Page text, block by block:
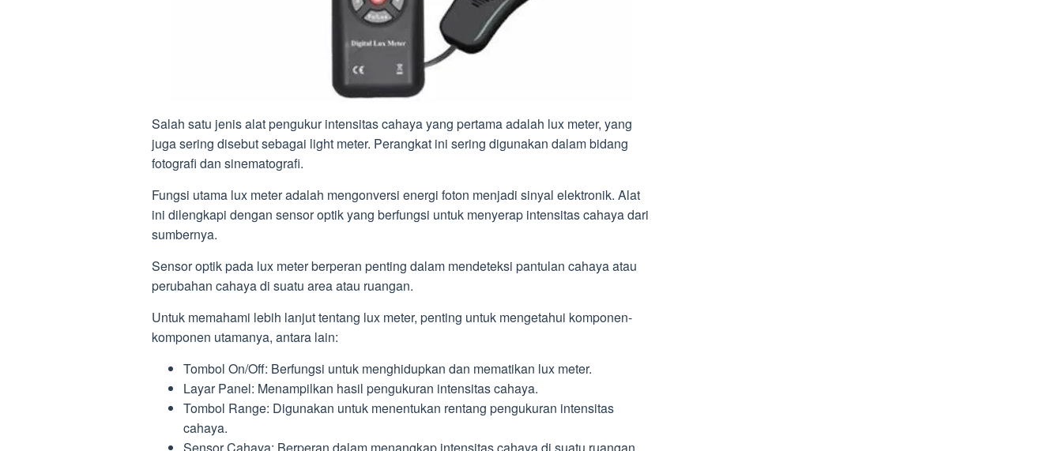
Salah satu jenis alat pengukur intensitas cahaya yang pertama adalah lux meter, yang
juga sering disebut sebagai light meter. Perangkat ini sering digunakan dalam bidang
fotografi dan sinematografi.
Fungsi utama lux meter adalah mengonversi energi foton menjadi sinyal elektronik. Alat
ini dilengkapi dengan sensor optik yang berfungsi untuk menyerap intensitas cahaya dari
sumbernya.
Sensor optik pada lux meter berperan penting dalam mendeteksi pantulan cahaya atau
perubahan cahaya di suatu area atau ruangan.
Untuk memahami lebih lanjut tentang lux meter, penting untuk mengetahui komponen-
komponen utamanya, antara lain:
Tombol On/Off: Berfungsi untuk menghidupkan dan mematikan lux meter.
Layar Panel: Menampilkan hasil pengukuran intensitas cahaya.
Tombol Range: Digunakan untuk menentukan rentang pengukuran intensitas
cahaya.
Sensor Cahaya: Berperan dalam menangkap intensitas cahaya di suatu ruangan